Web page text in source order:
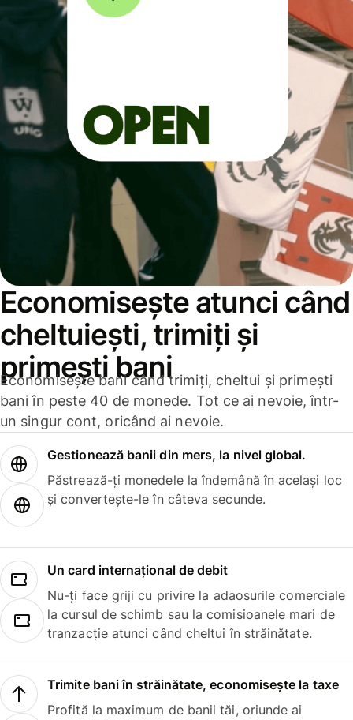
Economisește atunci când
cheltuiești, trimiți și
primești bani
Economisește bani când trimiți, cheltui și primești
bani în peste 40 de monede. Tot ce ai nevoie, într-
un singur cont, oricând ai nevoie.
Gestionează banii din mers, la nivel global.
Păstrează-ți monedele la îndemână în același loc
și convertește-le în câteva secunde.
Un card internațional de debit
Nu-ți face griji cu privire la adaosurile comerciale
la cursul de schimb sau la comisioanele mari de
tranzacție atunci când cheltui în străinătate.
Trimite bani în străinătate, economisește la taxe
Profită la maximum de banii tăi, oriunde ai